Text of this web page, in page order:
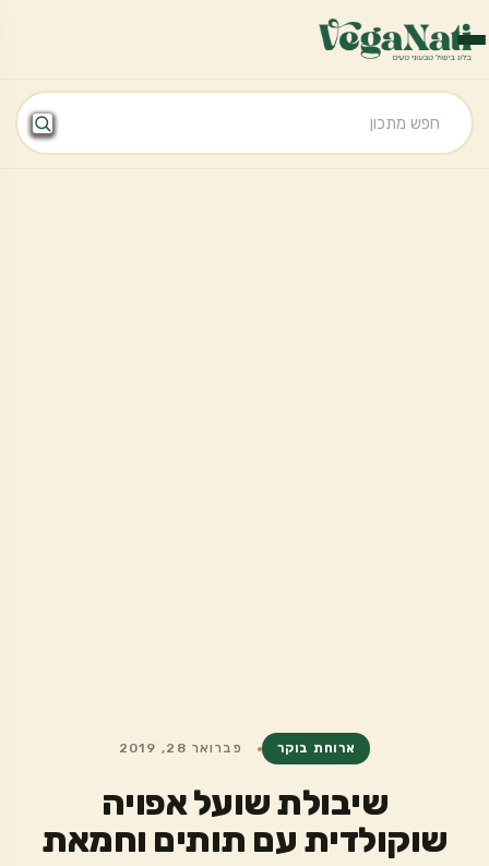
ארוחת בוקר פברואר 28, 2019
שיבולת שועל אפויה
שוקולדית עם תותים וחמאת